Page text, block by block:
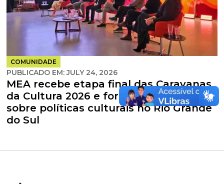
COMUNIDADE
PUBLICADO EM:JULY 24, 2026
MEA recebe etapa final das Caravanas
da Cultura 2026 e fortalece o diálogo
sobre políticas culturais no Rio Grande
do Sul